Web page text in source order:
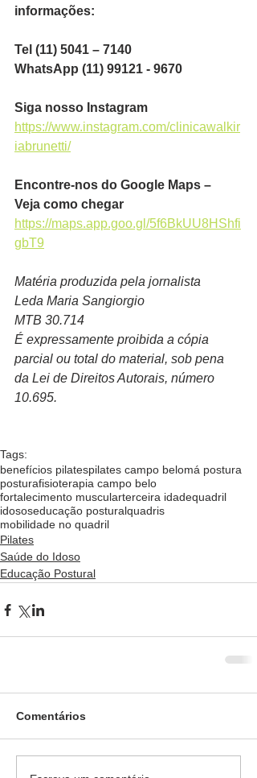
informações:
Tel (11) 5041 – 7140
WhatsApp (11) 99121 - 9670
Siga nosso Instagram
https://www.instagram.com/clinicawalkir
iabrunetti/
Encontre-nos do Google Maps –
Veja como chegar
https://maps.app.goo.gl/5f6BkUU8HShfi
gbT9
Matéria produzida pela jornalista
Leda Maria Sangiorgio
MTB 30.714
É expressamente proibida a cópia
parcial ou total do material, sob pena
da Lei de Direitos Autorais, número
10.695.
Tags:
benefícios pilatespilates campo belomá postura
posturafisioterapia campo belo
fortalecimento muscularterceira idadequadril
idososeducação posturalquadris
mobilidade no quadril
Pilates
Saúde do Idoso
Educação Postural
Comentários